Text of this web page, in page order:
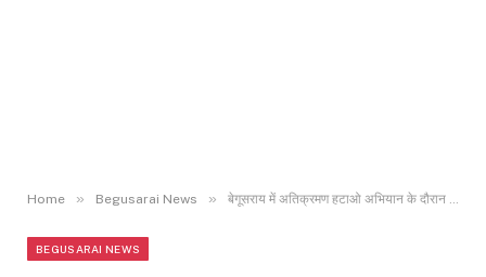
Home » Begusarai News » बेगूसराय में अतिक्रमण हटाओ अभियान के दौरान बवाल, पुलिस पर पथराव-200 झोपड़ियां ढहाई गईं
BEGUSARAI NEWS